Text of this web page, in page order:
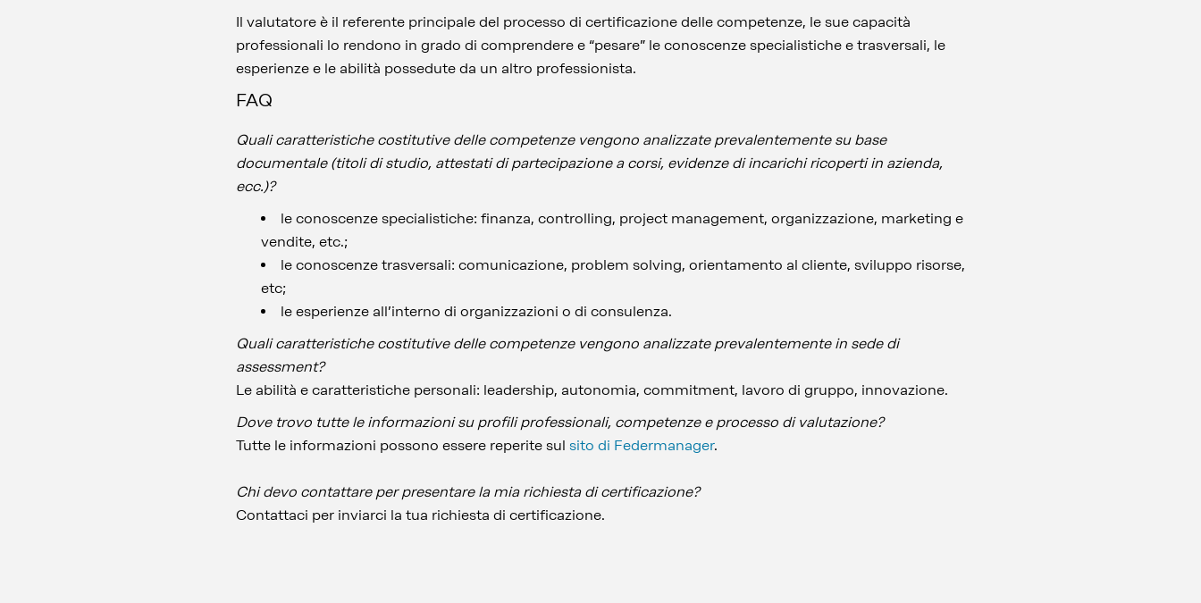
Il valutatore è il referente principale del processo di certificazione delle competenze, le sue capacità
professionali lo rendono in grado di comprendere e “pesare” le conoscenze specialistiche e trasversali, le
esperienze e le abilità possedute da un altro professionista.
FAQ
Quali caratteristiche costitutive delle competenze vengono analizzate prevalentemente su base
documentale (titoli di studio, attestati di partecipazione a corsi, evidenze di incarichi ricoperti in azienda,
ecc.)?
le conoscenze specialistiche: finanza, controlling, project management, organizzazione, marketing e
vendite, etc.;
le conoscenze trasversali: comunicazione, problem solving, orientamento al cliente, sviluppo risorse,
etc;
le esperienze all’interno di organizzazioni o di consulenza.
Quali caratteristiche costitutive delle competenze vengono analizzate prevalentemente in sede di
assessment?
Le abilità e caratteristiche personali: leadership, autonomia, commitment, lavoro di gruppo, innovazione.
Dove trovo tutte le informazioni su profili professionali, competenze e processo di valutazione?
Tutte le informazioni possono essere reperite sul sito di Federmanager.
Chi devo contattare per presentare la mia richiesta di certificazione?
Contattaci per inviarci la tua richiesta di certificazione.